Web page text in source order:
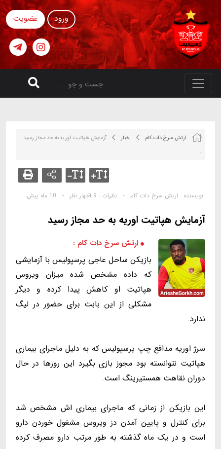
ورود عضویت
ارتش سرخ دات کام اخبار
آزمایش هپاتیت اوریه به حد مجاز رسید
...
نویسنده : ارتش سرخ دات کام - نظرات : 9 اظهار نظر - 10 ماه پیش
آزمایش هپاتیت اوریه به حد مجاز رسید
ارتش سرخ دات کام :
بازیکن ساحل عاجی پرسپولیس با آزمایشی
که داده مشخص شده میزان ویروس
هپاتیت او کاهش پیدا کرده و دیگر
مشکلی از این بابت برای حضور در لیگ
ندارد.
سرژ اوریه مدافع چپ پرسپولیس که به دلیل ماجرای بیماری
هپاتیت نتوانسته بود مجوز بازی بگیرد این روزها در حال
دوران نقاهت همستیرینگ است.
این بازیکن از زمانی که ماجرای بیماری اش مشخص شد
برای کنترل و پایین آمدن دز ویروس مشغول خوردن دارو
است و در یک ماه گذشته به طور مرتب دارو مصرف کرده